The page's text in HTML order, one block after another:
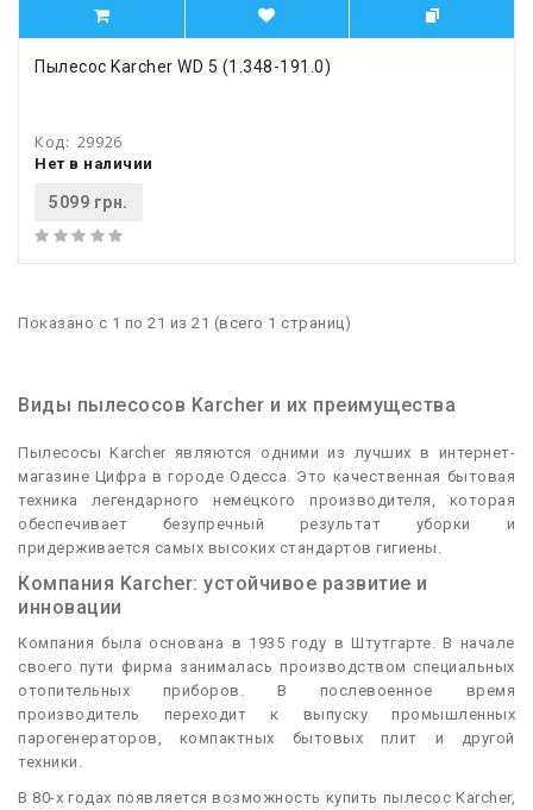
Пылесос Karcher WD 5 (1.348-191.0)
Код: 29926
Нет в наличии
5099 грн.
Показано с 1 по 21 из 21 (всего 1 страниц)
Виды пылесосов Karcher и их преимущества
Пылесосы Karcher являются одними из лучших в интернет-
магазине Цифра в городе Одесса. Это качественная бытовая
техника легендарного немецкого производителя, которая
обеспечивает безупречный результат уборки и
придерживается самых высоких стандартов гигиены.
Компания Karcher: устойчивое развитие и
инновации
Компания была основана в 1935 году в Штутгарте. В начале
своего пути фирма занималась производством специальных
отопительных приборов. В послевоенное время
производитель переходит к выпуску промышленных
парогенераторов, компактных бытовых плит и другой
техники.
В 80-х годах появляется возможность купить пылесос Karcher,